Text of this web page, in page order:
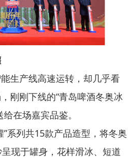
产线高速运转，却几乎看
刚刚下线的“青岛啤酒冬奥冰
在场嘉宾品鉴。
列共15款产品造型，将冬奥
现于罐身，花样滑冰、短道